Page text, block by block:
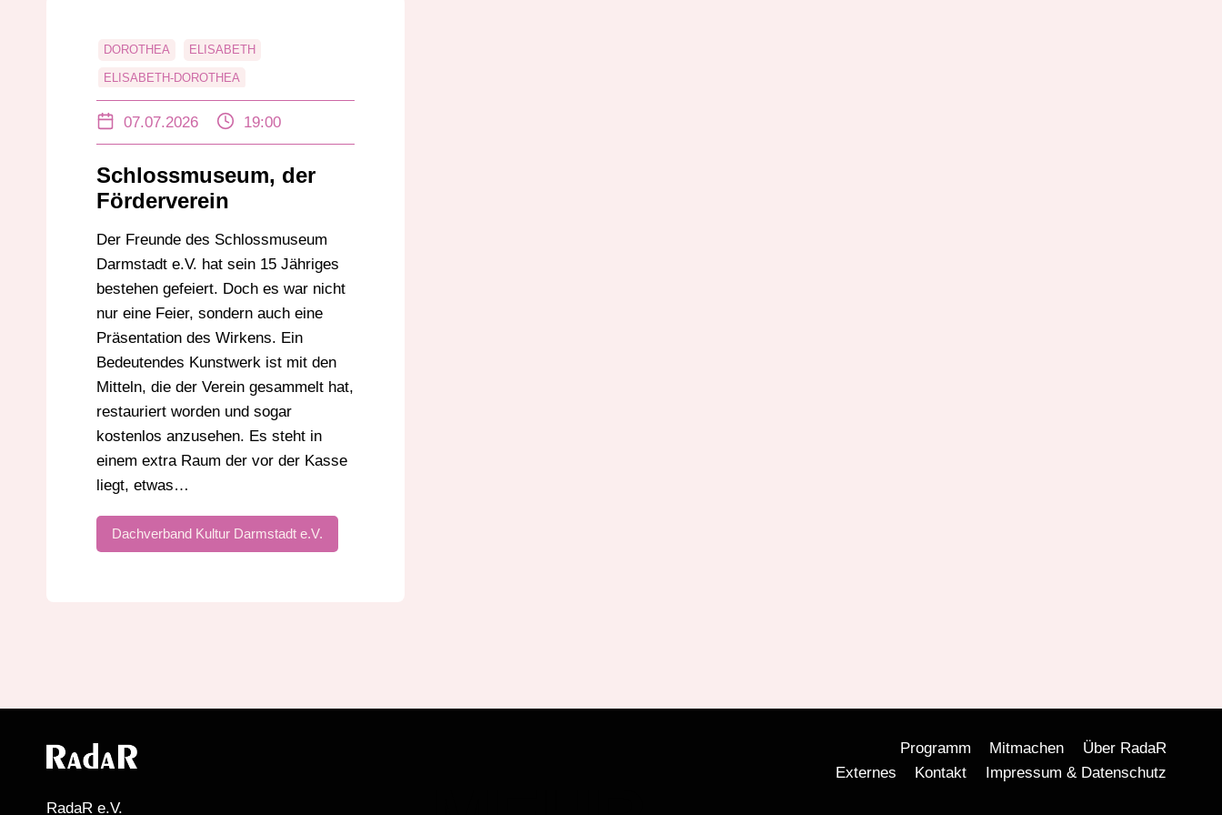
DOROTHEA ELISABETH
ELISABETH-DOROTHEA
MATHILDE
07.07.2026 19:00
Schlossmuseum, der
Förderverein
Der Freunde des Schlossmuseum
Darmstadt e.V. hat sein 15 Jähriges
bestehen gefeiert. Doch es war nicht
nur eine Feier, sondern auch eine
Präsentation des Wirkens. Ein
Bedeutendes Kunstwerk ist mit den
Mitteln, die der Verein gesammelt hat,
restauriert worden und sogar
kostenlos anzusehen. Es steht in
einem extra Raum der vor der Kasse
liegt, etwas…
Dachverband Kultur Darmstadt e.V.
RadaR e.V.
Programm Mitmachen
Über RadaR
Externes
Kontakt Impressum & Datenschutz